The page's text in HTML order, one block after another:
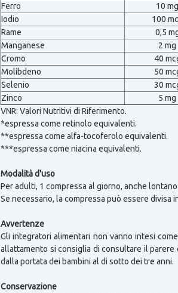
Ferro
10 mg
Iodio
100
Rame
0,5
Manganese
2 mg
Cromo
40
Molibdeno
50
Selenio
30
Zinco
5 mg
VNR: Valori Nutritivi di Riferimento.
*espressa come retinolo equivalenti.
**espressa come alfa-tocoferolo equivalenti.
***espressa come niacina equivalenti.
Modalità d'uso
Per adulti, 1 compressa al giorno, anche
Se necessario, la compressa può essere
Avvertenze
Gli integratori alimentari non vanno intesi
allattamento si consiglia di consultare il
dalla portata dei bambini al di sotto dei tre anni.
Conservazione